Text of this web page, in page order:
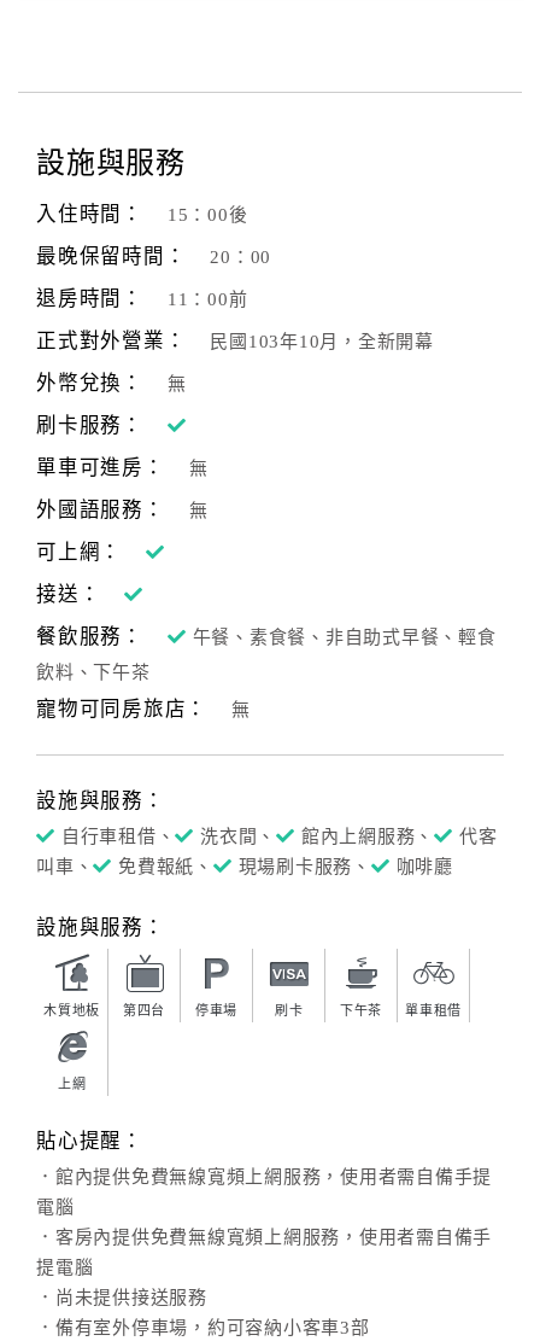
設施與服務
入住時間： 15：00後
最晚保留時間： 20：00
退房時間： 11：00前
正式對外營業： 民國103年10月，全新開幕
外幣兌換： 無
刷卡服務：
單車可進房：
無
外國語服務： 無
可上網：
接送：
餐飲服務：
午餐、素食餐、非自助式早餐、輕食
飲料、下午茶
寵物可同房旅店： 無
設施與服務：
自行車租借、 洗衣間、 館內上網服務、
代客
叫車、
免費報紙、 現場刷卡服務、 咖啡廳
設施與服務：
木質地板 第四台 停車場 刷卡 下午茶 單車租借
上網
貼心提醒：
．館內提供免費無線寬頻上網服務，使用者需自備手提
電腦
．客房內提供免費無線寬頻上網服務，使用者需自備手
提電腦
．尚未提供接送服務
．備有室外停車場，約可容納小客車3部